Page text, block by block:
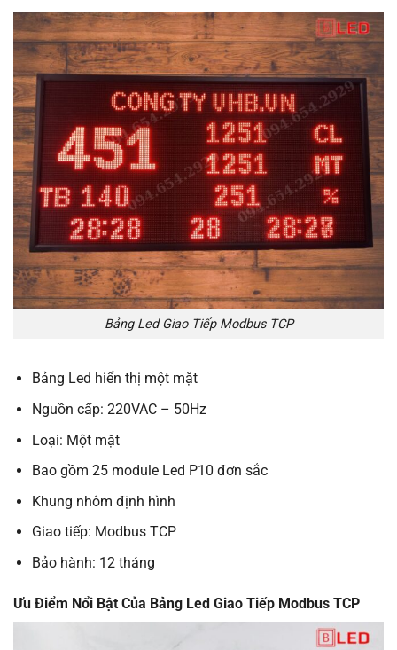
Bảng Led Giao Tiếp Modbus TCP
Bảng Led hiển thị một mặt
Nguồn cấp: 220VAC – 50Hz
Loại: Một mặt
Bao gồm 25 module Led P10 đơn sắc
Khung nhôm định hình
Giao tiếp: Modbus TCP
Bảo hành: 12 tháng
Ưu Điểm Nổi Bật Của Bảng Led Giao Tiếp Modbus TCP